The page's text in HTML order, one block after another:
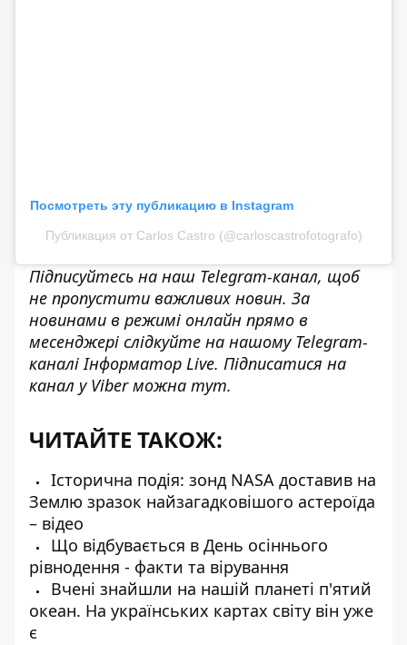
Посмотреть эту публикацию в Instagram
Публикация от Carlos Castro (@carloscastrofotografo)
Підписуйтесь на наш Telegram-канал, щоб
не пропустити важливих новин. За
новинами в режимі онлайн прямо в
месенджері слідкуйте на нашому Telegram-
каналіІнформатор Live. Підписатися на
канал у Viber можна тут.
ЧИТАЙТЕ ТАКОЖ:
Історична подія: зонд NASA доставив на
Землю зразок найзагадковішого астероїда
– відео
Що відбувається в День осіннього
рівнодення - факти та вірування
Вчені знайшли на нашій планеті п'ятий
океан. На українських картах світу він уже
є